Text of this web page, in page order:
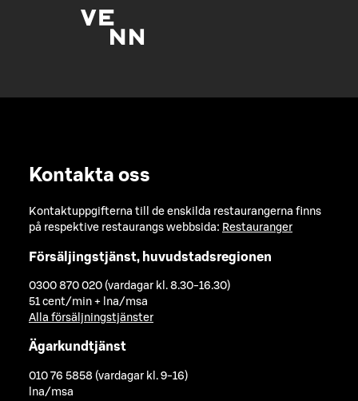
Kontakta oss
Kontaktuppgifterna till de enskilda restaurangerna finns
på respektive restaurangs webbsida: Restauranger
Försäljingstjänst, huvudstadsregionen
0300 870 020 (vardagar kl. 8.30-16.30)
51 cent/min + lna/msa
Alla försäljningstjänster
Ägarkundtjänst
010 76 5858 (vardagar kl. 9-16)
lna/msa